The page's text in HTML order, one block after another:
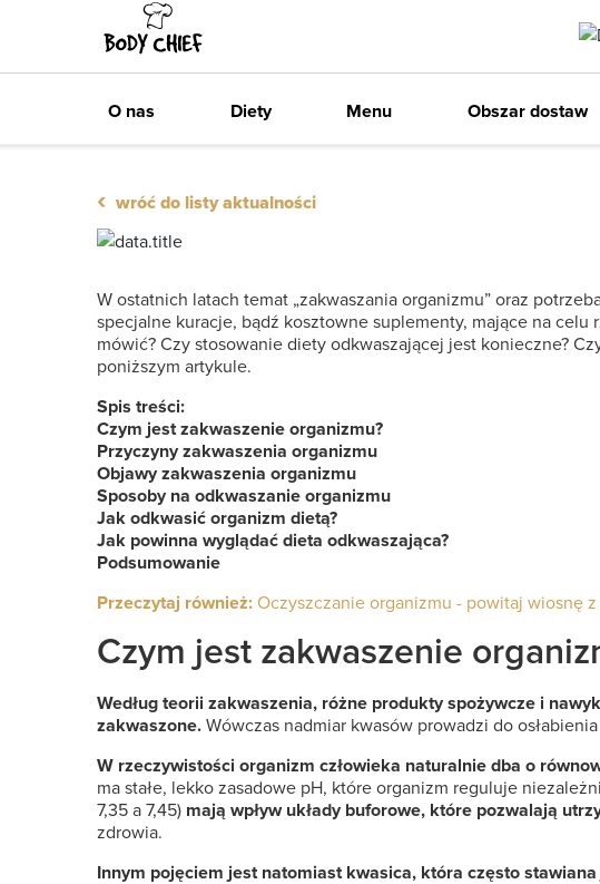
Item
O nas Diety Menu Obszar dostaw
‹ wróć do listy aktualności
W ostatnich latach temat „zakwaszania organizmu” oraz
specjalne kuracje, bądź kosztowne suplementy, mające na
mówić? Czy stosowanie diety odkwaszającej jest konieczne?
poniższym artykule.
Spis treści:
Czym jest zakwaszenie organizmu?
Przyczyny zakwaszenia organizmu
Objawy zakwaszenia organizmu
Sposoby na odkwaszanie organizmu
Jak odkwasić organizm dietą?
Jak powinna wyglądać dieta odkwaszająca?
Podsumowanie
Przeczytaj również: Oczyszczanie organizmu - powitaj wiosnę
Czym jest zakwaszenie
Według teorii zakwaszenia, różne produkty spożywcze i
zakwaszone. Wówczas nadmiar kwasów prowadzi do
W rzeczywistości organizm człowieka naturalnie dba o
ma stałe, lekko zasadowe pH, które organizm reguluje
7,35 a 7,45) mają wpływ układy buforowe, które pozwalają
zdrowia.
Innym pojęciem jest natomiast kwasica, która często